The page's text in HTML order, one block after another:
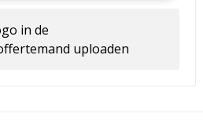
in de
uploaden